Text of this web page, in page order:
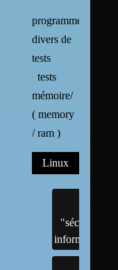
programmes
divers de
tests
tests
mémoire/
( memory
/ ram )
Linux
"sécurité"
informatique